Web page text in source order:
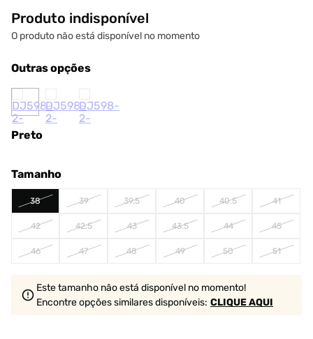
Produto indisponível
O produto não está disponível no momento
Outras opções
Preto
Tamanho
38 39 39.5 40 40.5 41
42 42.5 43 43.5 44 45
46 47 48 49 50 51
Este tamanho não está disponível no momento!
Encontre opções similaresdisponíveis: CLIQUE AQUI